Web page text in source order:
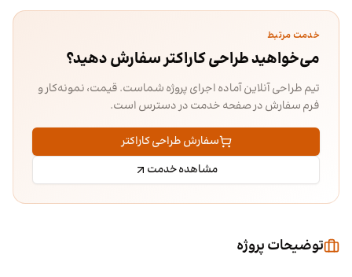
خدمت مرتبط
می‌خواهید طراحی کاراکتر سفارش دهید؟
تیم طراحی آنلاین آماده اجرای پروژه شماست. قیمت، نمونه‌کار و
فرم سفارش در صفحه خدمت در دسترس است.
سفارش طراحی کاراکتر
مشاهده خدمت
توضیحات پروژه